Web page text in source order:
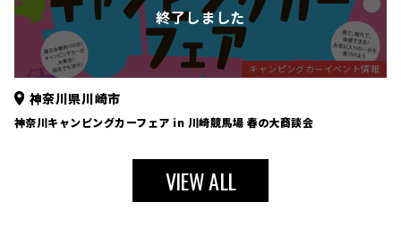
キャンピングカーイベント情報
神奈川県川崎市
神奈川キャンピングカーフェア in 川崎競馬場 春の大商談会
VIEW ALL